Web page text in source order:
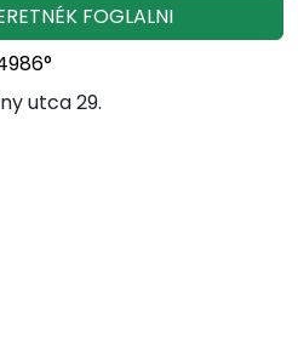
FOGLALNI
utca 29.